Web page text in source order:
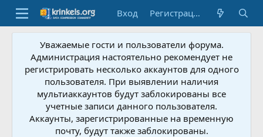
Вход Регистрация
Уважаемые гости и пользователи форума.
Администрация настоятельно рекомендует не
регистрировать несколько аккаунтов для одного
пользователя. При выявлении наличия
мультиаккаунтов будут заблокированы все
учетные записи данного пользователя.
Аккаунты, зарегистрированные на временную
почту, будут также заблокированы.